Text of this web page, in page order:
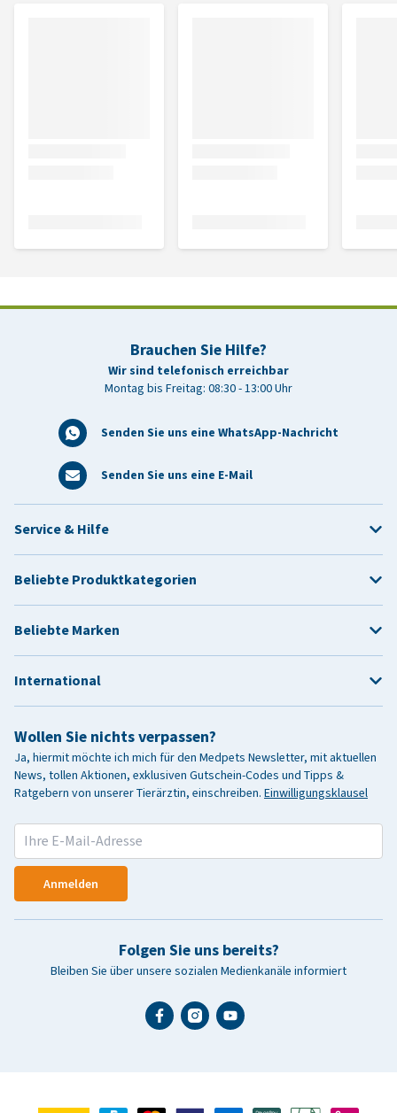
Brauchen Sie Hilfe?
Wir sind telefonisch erreichbar
Montag bis Freitag: 08:30 - 13:00 Uhr
Senden Sie uns eine WhatsApp-Nachricht
Senden Sie uns eine E-Mail
Wollen Sie nichts verpassen?
Ja, hiermit möchte ich mich für den Medpets Newsletter, mit aktuellen
News, tollen Aktionen, exklusiven Gutschein-Codes und Tipps &
Ratgebern von unserer Tierärztin, einschreiben. Einwilligungsklausel
Anmelden
Folgen Sie uns bereits?
Bleiben Sie über unsere sozialen Medienkanäle informiert
Service & Hilfe
Beliebte Produktkategorien
Beliebte Marken
International